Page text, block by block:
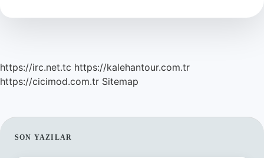
https://irc.net.tc https://kalehantour.com.tr
https://cicimod.com.tr Sitemap
SIDEBAR
SON YAZILAR